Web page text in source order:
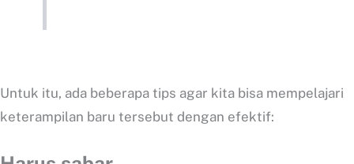
Untuk itu, ada beberapa tips agar kita bisa mempelajari
keterampilan baru tersebut dengan efektif: